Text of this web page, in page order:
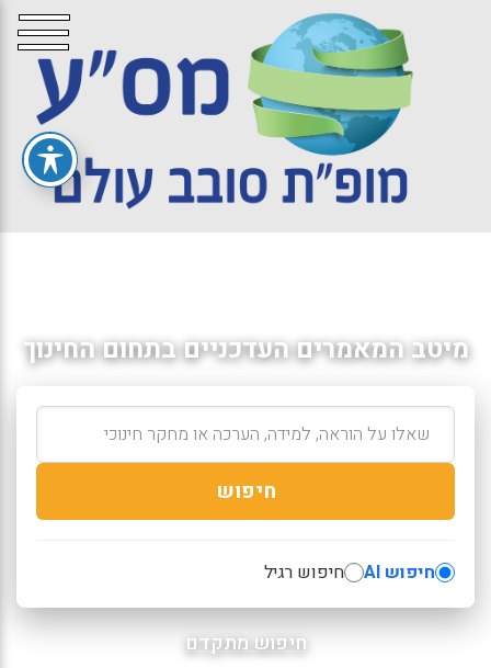
מיטב המאמרים העדכניים בתחום החינוך
חיפוש
חיפוש AI חיפוש רגיל
חיפוש מתקדם